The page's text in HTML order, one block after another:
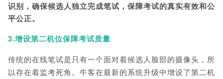
识别，确保候选人独立完成笔试，保障考试的真实有效和公
平公正。
3.增设第二机位保障考试质量
传统的在线笔试是只有一个面对着候选人脸部的摄像头，所
以存在着监考死角。牛客在最新的系统升级中增设了第二机